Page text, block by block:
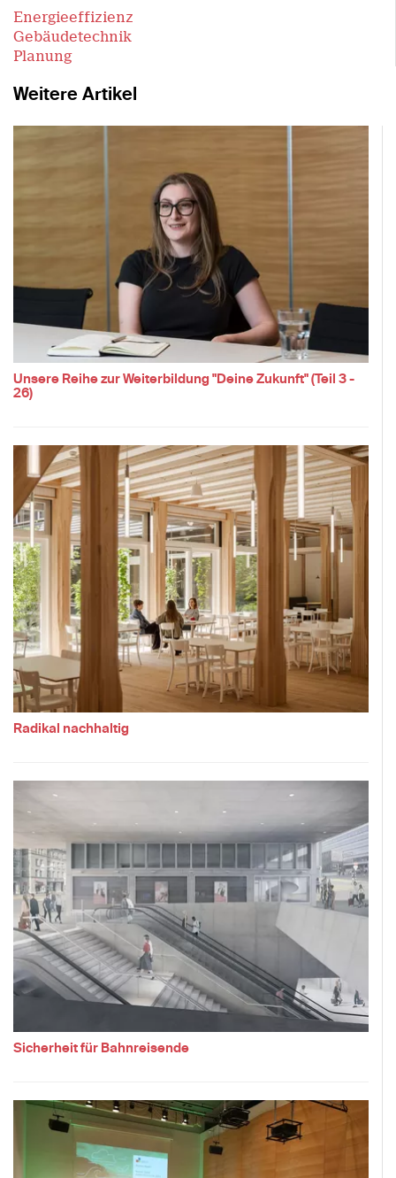
Energieeffizienz
Gebäudetechnik
Planung
Weitere Artikel
Unsere Reihe zur Weiterbildung "Deine Zukunft" (Teil 3 -
26)
Radikal nachhaltig
Sicherheit für Bahnreisende